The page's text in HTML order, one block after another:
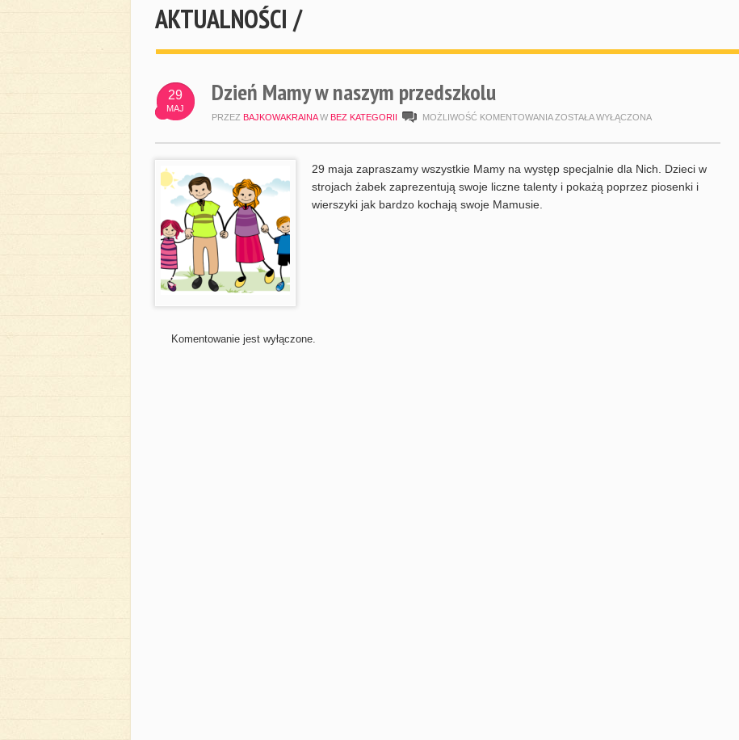
AKTUALNOŚCI /
29
MAJ
Dzień Mamy w naszym przedszkolu
PRZEZ BAJKOWAKRAINA W BEZ KATEGORII MOŻLIWOŚĆ KOMENTOWANIA DZIEŃ
NASZYM
ZOSTAŁA WYŁĄCZONA
29 maja zapraszamy wszystkie Mamy na występ specjalnie dla Nich. Dzieci w
strojach żabek zaprezentują swoje liczne talenty i pokażą poprzez piosenki i
wierszyki jak bardzo kochają swoje Mamusie.
Komentowanie jest wyłączone.